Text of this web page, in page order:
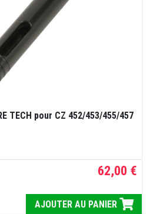
TECH pour CZ 452/453/455/457
62,00 €
AJOUTER AU PANIER